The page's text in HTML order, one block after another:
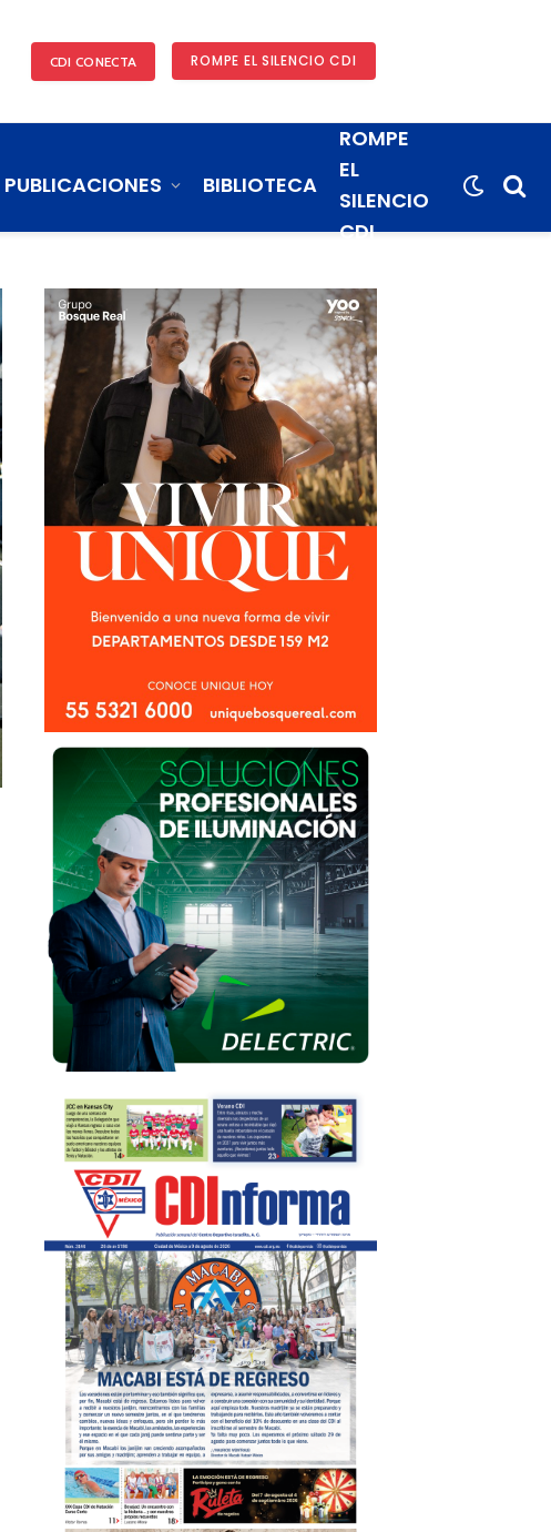
CDI CONECTA ROMPE EL SILENCIO CDI
PUBLICACIONES BIBLIOTECA
ROMPE
EL
SILENCIO
CDI